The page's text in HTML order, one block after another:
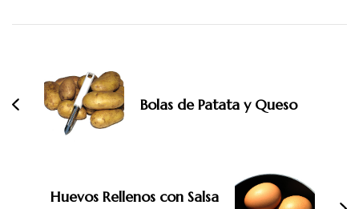
entradas
Bolas de Patata y Queso
Huevos Rellenos con Salsa